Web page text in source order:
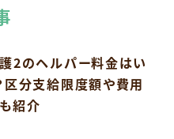
2のヘルパー料金はい
区分支給限度額や費用
紹介